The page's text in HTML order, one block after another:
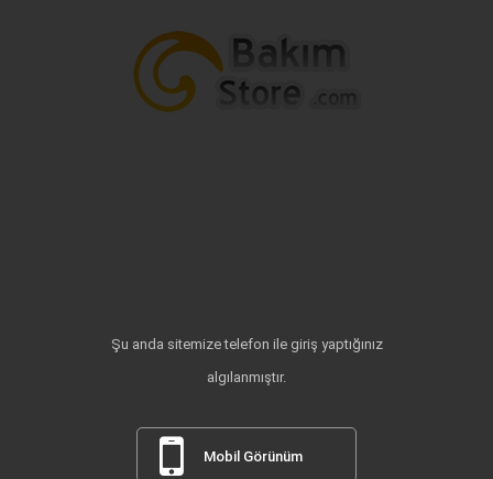
Şu anda sitemize telefon ile giriş yaptığınız
algılanmıştır.
Mobil Görünüm